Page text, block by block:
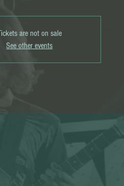
are not on sale
See other events